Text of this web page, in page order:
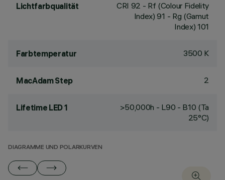
Lichtfarbqualität CRI 92 - Rf (Colour Fidelity
Index) 91 - Rg (Gamut
Index) 101
Farbtemperatur 3500 K
MacAdam Step 2
Lifetime LED 1
>50,000h - L90 - B10 (Ta
25°C)
DIAGRAMME UND POLARKURVEN